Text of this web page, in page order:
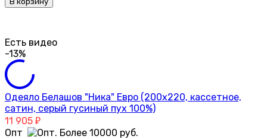
Есть видео
-13%
Одеяло Белашов "Ника" Евро (200х220, кассетное,
сатин, серый гусиный пух 100%)
11 905 ₽
Опт